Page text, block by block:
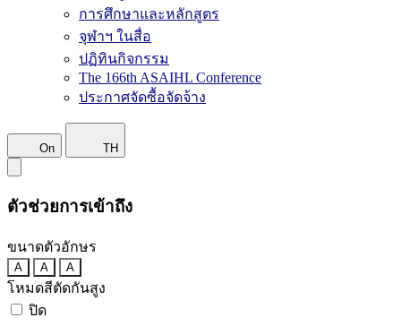
การศึกษาและหลักสูตร
จุฬาฯ ในสื่อ
ปฏิทินกิจกรรม
The 166th ASAIHL Conference
ประกาศจัดซื้อจัดจ้าง
On TH
ตัวช่วยการเข้าถึง
ขนาดตัวอักษร
A A A
โหมดสีตัดกันสูง
ปิด